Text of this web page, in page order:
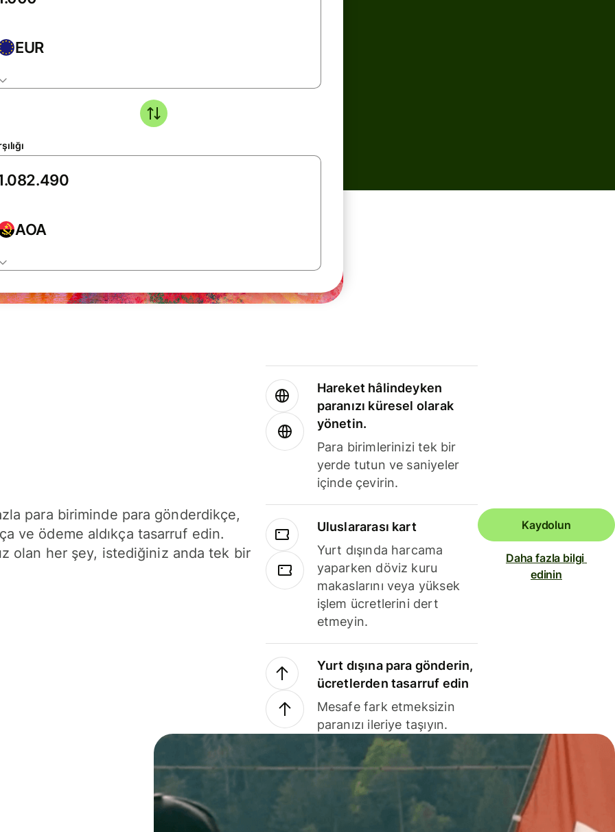
EUR
AOA
para biriminde para gönderdikçe,
ve ödeme aldıkça tasarruf edin.
olan her şey, istediğiniz anda tek bir
Hareket hâlindeyken
paranızı küresel olarak
yönetin.
Para birimlerinizi tek bir
yerde tutun ve saniyeler
içinde çevirin.
Uluslararası kart
Yurt dışında harcama
yaparken döviz kuru
makaslarını veya yüksek
işlem ücretlerini dert
etmeyin.
Yurt dışına para gönderin,
ücretlerden tasarruf edin
Mesafe fark etmeksizin
paranızı ileriye taşıyın.
Kaydolun
Daha fazla bilgi
edinin